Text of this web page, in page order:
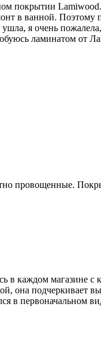
в ванной.
я очень
ламинатом от
провощенные.
в каждом
она
в